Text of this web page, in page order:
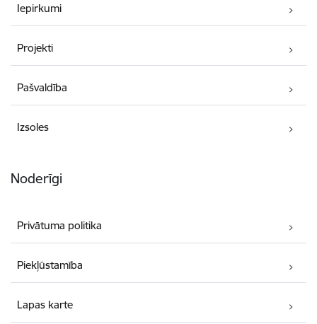
Iepirkumi
Projekti
Pašvaldība
Izsoles
Noderīgi
Privātuma politika
Piekļūstamība
Lapas karte